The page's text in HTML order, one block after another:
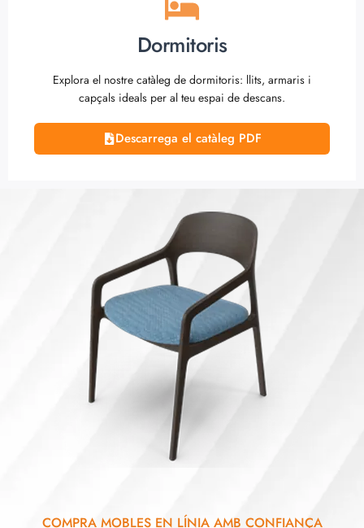
Dormitoris
Explora el nostre catàleg de dormitoris: llits, armaris i
capçals ideals per al teu espai de descans.
Descarrega el catàleg PDF
COMPRA MOBLES EN LÍNIA AMB CONFIANÇA